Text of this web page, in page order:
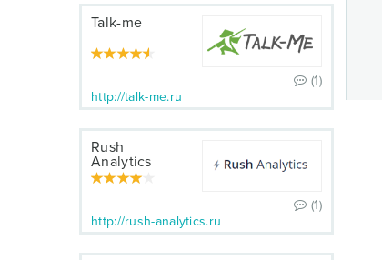
Talk-me
(1)
http://talk-me.ru
Rush
Analytics
(1)
http://rush-analytics.ru